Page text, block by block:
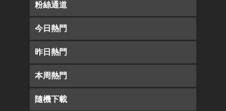
粉絲通道
今日熱門
昨日熱門
本周熱門
隨機下載